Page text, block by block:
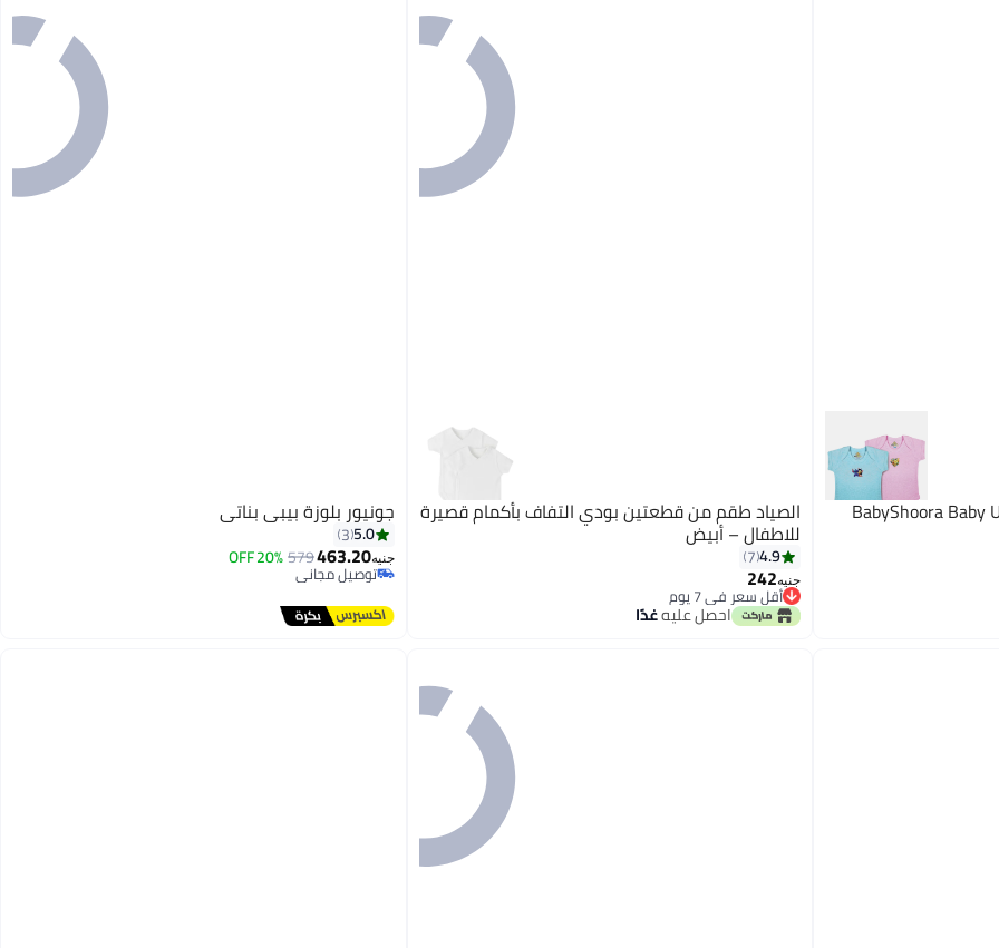
BabyShoora Baby الصياد طقم من قطعتين بودي التفاف بأكمام قصيرة
للاطفال – أبيض
4.9
7
جنيه242
أقل سعر في 7 يوم
أقل سعر في 7 يوماحصل عليهغدًا
جونيور بلوزة بيبي بناتي
5.0
3
جنيه463.20
579
20% OFF
توصيل مجاني
توصيل مجاني